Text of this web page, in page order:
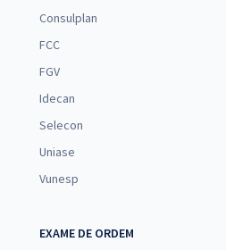
Consulplan
FCC
FGV
Idecan
Selecon
Uniase
Vunesp
EXAME DE ORDEM